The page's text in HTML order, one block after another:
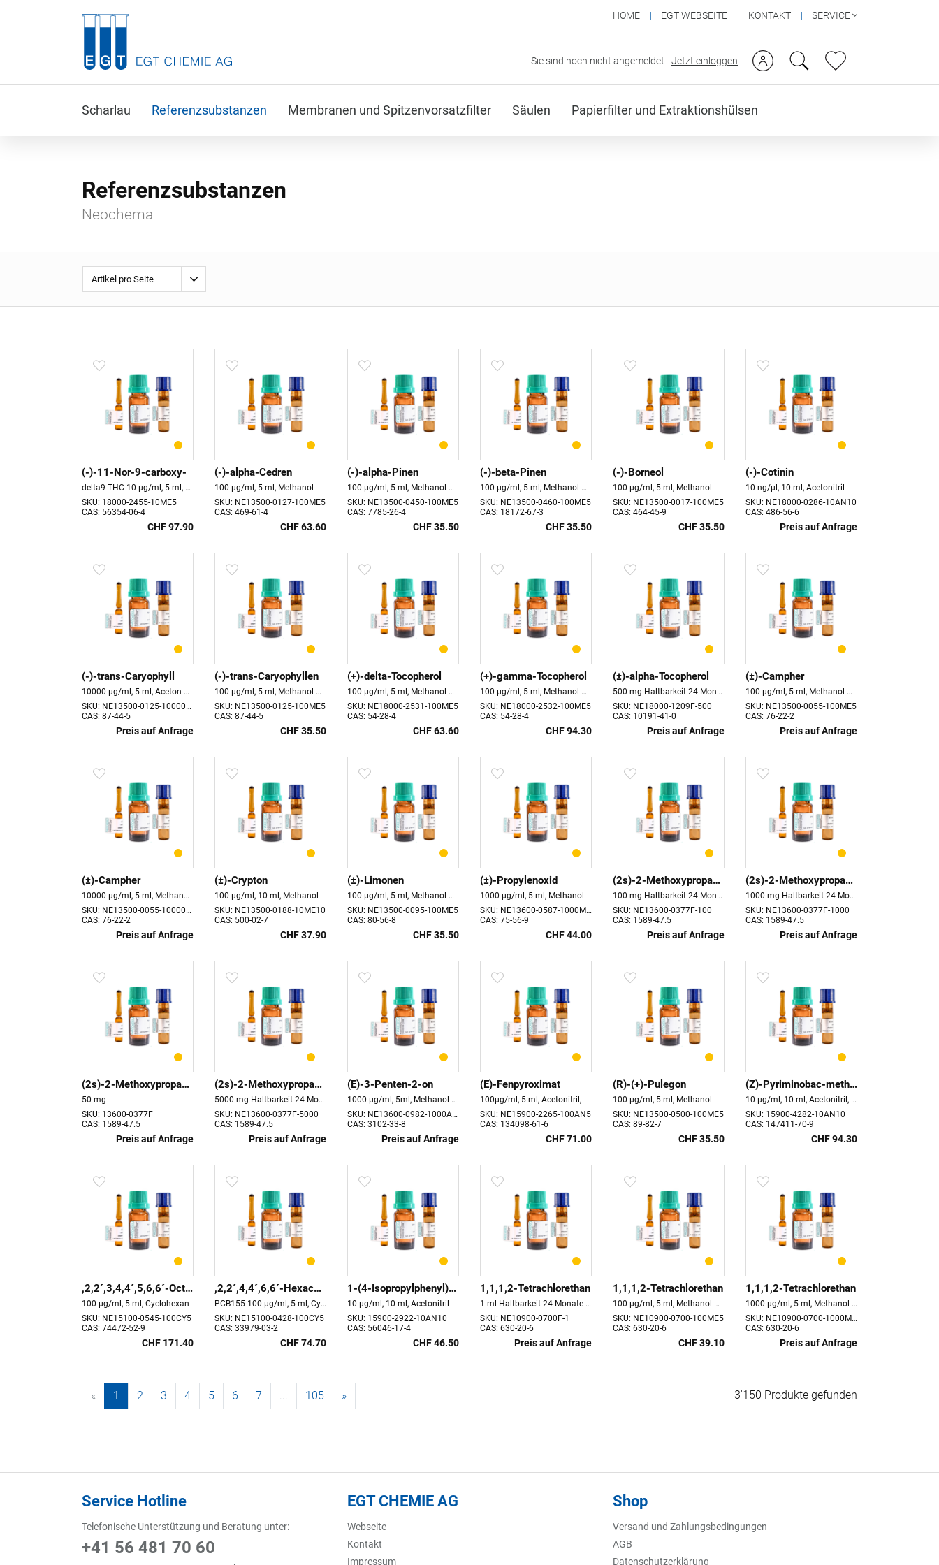
HOME EGT WEBSEITE KONTAKT SERVICE
Sie sind noch nicht angemeldet -Jetzt einloggen
Scharlau Referenzsubstanzen Membranen und Spitzenvorsatzfilter Säulen Papierfilter und Extraktionshülsen
Referenzsubstanzen
Neochema
Artikel pro Seite
(-)-11-Nor-9-carboxy-
delta9-THC 10 µg/ml, 5 ml, Methanol Haltbarkeit 18 Monate
SKU: 18000-2455-10ME5
CAS: 56354-06-4
CHF 97.90
(-)-alpha-Cedren
100 µg/ml, 5 ml, Methanol
SKU: NE13500-0127-100ME5
CAS: 469-61-4
CHF 63.60
(-)-alpha-Pinen
100 µg/ml, 5 ml, Methanol Haltbarkeit 18 Monate
SKU: NE13500-0450-100ME5
CAS: 7785-26-4
CHF 35.50
(-)-beta-Pinen
100 µg/ml, 5 ml, Methanol Haltbarkeit 18 Monate
SKU: NE13500-0460-100ME5
CAS: 18172-67-3
CHF 35.50
(-)-Borneol
100 µg/ml, 5 ml, Methanol
SKU: NE13500-0017-100ME5
CAS: 464-45-9
CHF 35.50
(-)-Cotinin
10 ng/µl, 10 ml, Acetonitril
SKU: NE18000-0286-10AN10
CAS: 486-56-6
Preis auf Anfrage
(-)-trans-Caryophyll
10000 µg/ml, 5 ml, Aceton Haltbarkeit 18 Monate
SKU: NE13500-0125-10000AC5
CAS: 87-44-5
Preis auf Anfrage
(-)-trans-Caryophyllen
100 µg/ml, 5 ml, Methanol Haltbarkeit 18 Monate
SKU: NE13500-0125-100ME5
CAS: 87-44-5
CHF 35.50
(+)-delta-Tocopherol
100 µg/ml, 5 ml, Methanol Haltbarkeit: 18 Monate store at -20°C
SKU: NE18000-2531-100ME5
CAS: 54-28-4
CHF 63.60
(+)-gamma-Tocopherol
100 µg/ml, 5 ml, Methanol Haltbarkeit: 18 Monate store at -20°C
SKU: NE18000-2532-100ME5
CAS: 54-28-4
CHF 94.30
(±)-alpha-Tocopherol
500 mg Haltbarkeit 24 Monate
SKU: NE18000-1209F-500
CAS: 10191-41-0
Preis auf Anfrage
(±)-Campher
100 µg/ml, 5 ml, Methanol Haltbarkeit 18 Monate
SKU: NE13500-0055-100ME5
CAS: 76-22-2
Preis auf Anfrage
(±)-Campher
10000 µg/ml, 5 ml, Methanol Haltbarkeit 18 Monate
SKU: NE13500-0055-10000ME5
CAS: 76-22-2
Preis auf Anfrage
(±)-Crypton
100 µg/ml, 10 ml, Methanol
SKU: NE13500-0188-10ME10
CAS: 500-02-7
CHF 37.90
(±)-Limonen
100 µg/ml, 5 ml, Methanol Haltbarkeit 18 Monate
SKU: NE13500-0095-100ME5
CAS: 80-56-8
CHF 35.50
(±)-Propylenoxid
1000 µg/ml, 5 ml, Methanol
SKU: NE13600-0587-1000ME5
CAS: 75-56-9
CHF 44.00
(2s)-2-Methoxypropanol
100 mg Haltbarkeit 24 Monate store at 4°C
SKU: NE13600-0377F-100
CAS: 1589-47.5
Preis auf Anfrage
(2s)-2-Methoxypropanol
1000 mg Haltbarkeit 24 Monate store at 4°C
SKU: NE13600-0377F-1000
CAS: 1589-47.5
Preis auf Anfrage
(2s)-2-Methoxypropanol
50 mg
SKU: 13600-0377F
CAS: 1589-47.5
Preis auf Anfrage
(2s)-2-Methoxypropanol
5000 mg Haltbarkeit 24 Monate store at 4°C
SKU: NE13600-0377F-5000
CAS: 1589-47.5
Preis auf Anfrage
(E)-3-Penten-2-on
1000 µg/ml, 5ml, Methanol Haltbarkeit 18 Monate
SKU: NE13600-0982-1000AN5
CAS: 3102-33-8
Preis auf Anfrage
(E)-Fenpyroximat
100µg/ml, 5 ml, Acetonitril,
SKU: NE15900-2265-100AN5
CAS: 134098-61-6
CHF 71.00
(R)-(+)-Pulegon
100 µg/ml, 5 ml, Methanol
SKU: NE13500-0500-100ME5
CAS: 89-82-7
CHF 35.50
(Z)-Pyriminobac-methyl
10 µg/ml, 10 ml, Acetonitril, Haltbarkeit 18 Monate
SKU: 15900-4282-10AN10
CAS: 147411-70-9
CHF 94.30
,2,2´,3,4,4´,5,6,6´-Octachloro
100 µg/ml, 5 ml, Cyclohexan
SKU: NE15100-0545-100CY5
CAS: 74472-52-9
CHF 171.40
,2,2´,4,4´,6,6´-Hexachlorobiph
PCB155 100 µg/ml, 5 ml, Cyclohexan
SKU: NE15100-0428-100CY5
CAS: 33979-03-2
CHF 74.70
1-(4-Isopropylphenyl)-harnstoff
10 µg/ml, 10 ml, Acetonitril
SKU: 15900-2922-10AN10
CAS: 56046-17-4
CHF 46.50
1,1,1,2-Tetrachlorethan
1 ml Haltbarkeit 24 Monate store at 4°C
SKU: NE10900-0700F-1
CAS: 630-20-6
Preis auf Anfrage
1,1,1,2-Tetrachlorethan
100 µg/ml, 5 ml, Methanol Haltbarkeit 18 Monate store at 4°C
SKU: NE10900-0700-100ME5
CAS: 630-20-6
CHF 39.10
1,1,1,2-Tetrachlorethan
1000 µg/ml, 5 ml, Methanol Haltbarkeit 18 Monate store at 4°C
SKU: NE10900-0700-1000ME5
CAS: 630-20-6
Preis auf Anfrage
« 1 2 3 4 5 6 7 ... 105 » 3'150 Produkte gefunden
Service Hotline
Telefonische Unterstützung und Beratung unter:
+41 56 481 70 60
EGT CHEMIE AG
Webseite
Kontakt
Impressum
Shop
Versand und Zahlungsbedingungen
AGB
Datenschutzerklärung